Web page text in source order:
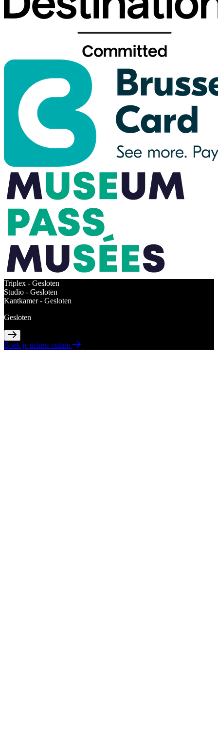
Triplex - Gesloten
Studio - Gesloten
Kantkamer - Gesloten
Gesloten
Boek je tickets online